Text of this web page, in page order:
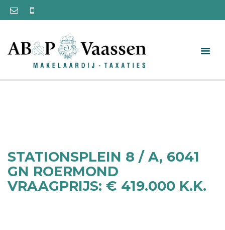
STATIONSPLEIN 8 / A, 6041
GN ROERMOND
VRAAGPRIJS: € 419.000 K.K.